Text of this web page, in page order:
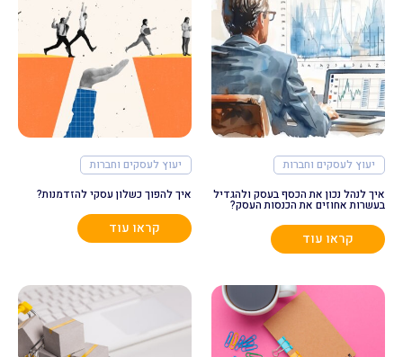
יעוץ לעסקים וחברות
איך לנהל נכון את הכסף בעסק ולהגדיל
בעשרות אחוזים את הכנסות העסק?
קראו עוד
יעוץ לעסקים וחברות
איך להפוך כשלון עסקי להזדמנות?
קראו עוד